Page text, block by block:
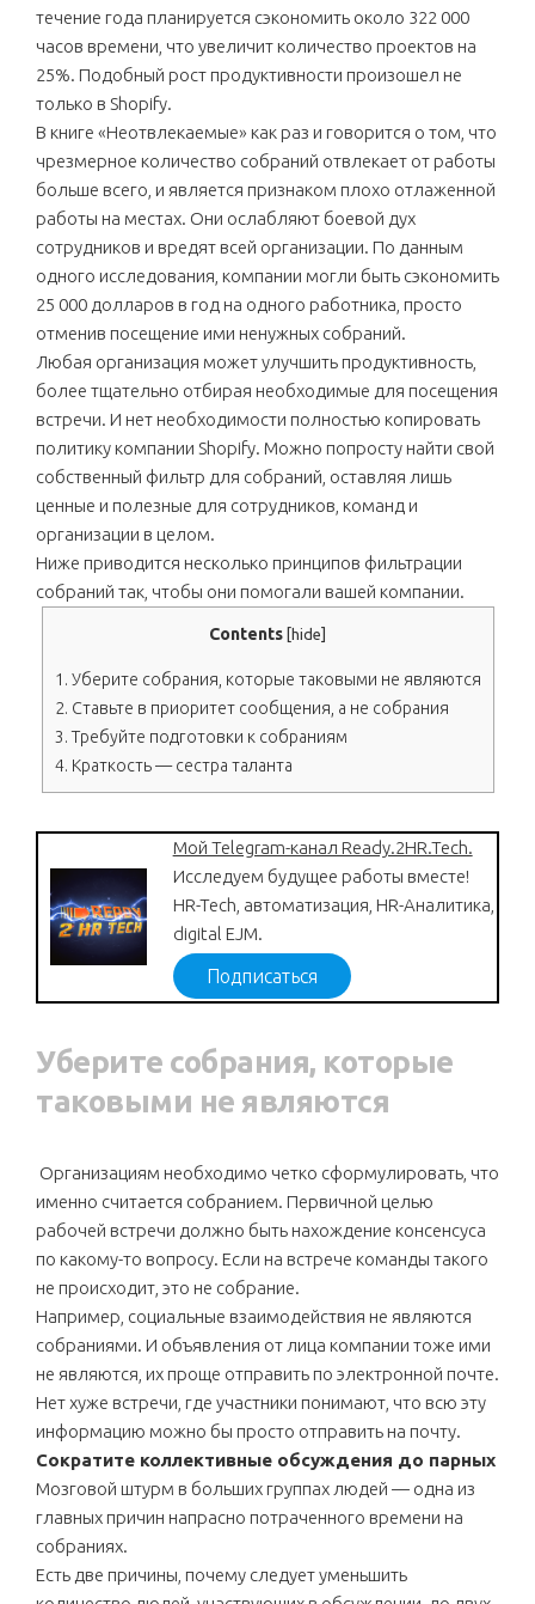
течение года планируется сэкономить около 322 000
часов времени, что увеличит количество проектов на
25%. Подобный рост продуктивности произошел не
только в Shopify.
В книге «Неотвлекаемые» как раз и говорится о том, что
чрезмерное количество собраний отвлекает от работы
больше всего, и является признаком плохо отлаженной
работы на местах. Они ослабляют боевой дух
сотрудников и вредят всей организации. По данным
одного исследования, компании могли быть сэкономить
25 000 долларов в год на одного работника, просто
отменив посещение ими ненужных собраний.
Любая организация может улучшить продуктивность,
более тщательно отбирая необходимые для посещения
встречи. И нет необходимости полностью копировать
политику компании Shopify. Можно попросту найти свой
собственный фильтр для собраний, оставляя лишь
ценные и полезные для сотрудников, команд и
организации в целом.
Ниже приводится несколько принципов фильтрации
собраний так, чтобы они помогали вашей компании.
Contents [hide]
1. Уберите собрания, которые таковыми не являются
2. Ставьте в приоритет сообщения, а не собрания
3.Требуйте подготовки к собраниям
4. Краткость — сестра таланта
Мой Telegram-канал Ready.2HR.Tech.
Исследуем будущее работы вместе!
HR-Tech, автоматизация, HR-Аналитика,
digital EJM.
Подписаться
Уберите собрания, которые
таковыми не являются
Организациям необходимо четко сформулировать, что
именно считается собранием. Первичной целью
рабочей встречи должно быть нахождение консенсуса
по какому-то вопросу. Если на встрече команды такого
не происходит, это не собрание.
Например, социальные взаимодействия не являются
собраниями. И объявления от лица компании тоже ими
не являются, их проще отправить по электронной почте.
Нет хуже встречи, где участники понимают, что всю эту
информацию можно бы просто отправить на почту.
Сократите коллективные обсуждения до парных
Мозговой штурм в больших группах людей — одна из
главных причин напрасно потраченного времени на
собраниях.
Есть две причины, почему следует уменьшить